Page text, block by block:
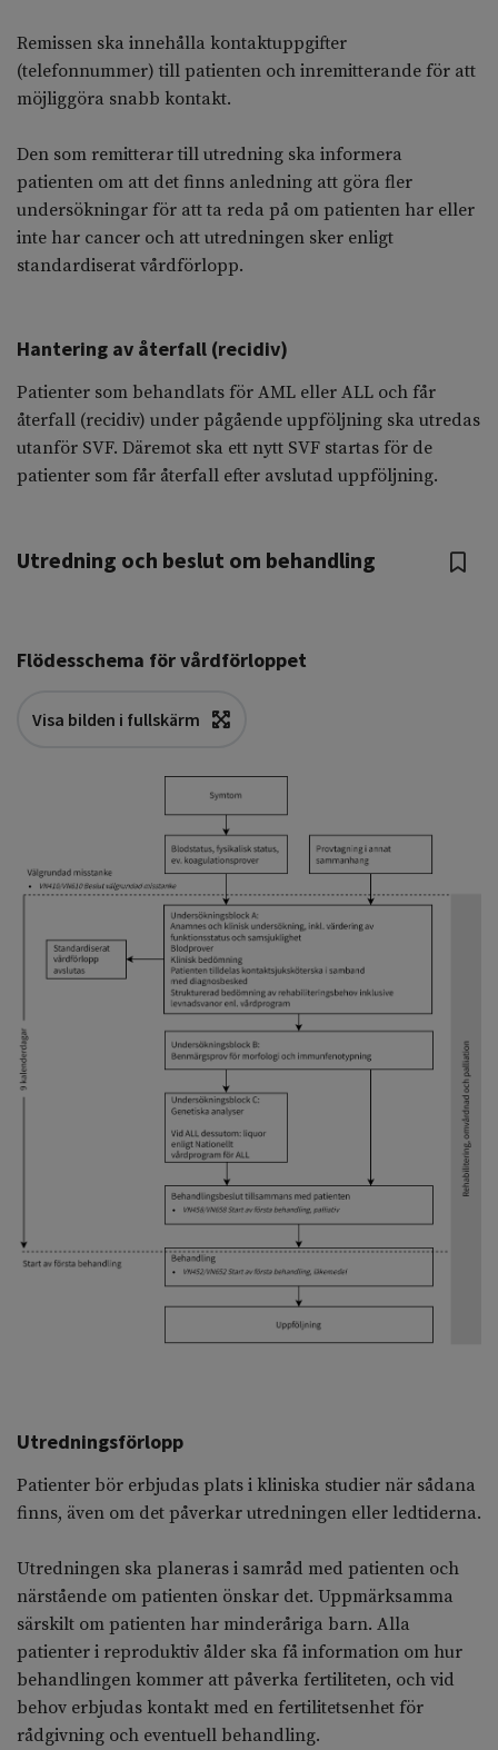
Remissen ska innehålla kontaktuppgifter
(telefonnummer) till patienten och inremitterande för att
möjliggöra snabb kontakt.
Den som remitterar till utredning ska informera
patienten om att det finns anledning att göra fler
undersökningar för att ta reda på om patienten har eller
inte har cancer och att utredningen sker enligt
standardiserat vårdförlopp.
Hantering av återfall (recidiv)
Patienter som behandlats för AML eller ALL och får
återfall (recidiv) under pågående uppföljning ska utredas
utanför SVF. Däremot ska ett nytt SVF startas för de
patienter som får återfall efter avslutad uppföljning.
Utredning och beslut om behandling
Flödesschema för vårdförloppet
Visa bilden i fullskärm
Utredningsförlopp
Patienter bör erbjudas plats i kliniska studier när sådana
finns, även om det påverkar utredningen eller ledtiderna.
Utredningen ska planeras i samråd med patienten och
närstående om patienten önskar det. Uppmärksamma
särskilt om patienten har minderåriga barn. Alla
patienter i reproduktiv ålder ska få information om hur
behandlingen kommer att påverka fertiliteten, och vid
behov erbjudas kontakt med en fertilitetsenhet för
rådgivning och eventuell behandling.